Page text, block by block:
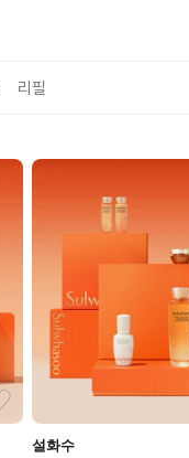
리필
설화수